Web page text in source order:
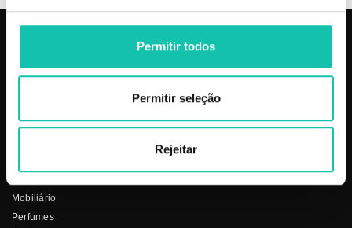
Permitir todos
Permitir seleção
Rejeitar
Cabelo
Mobiliário
Perfumes
COSMÉTICA CLICK
Termos e condições
Os nossos preços